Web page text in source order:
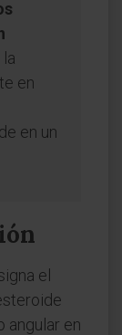
la
en
en un
el
angular en